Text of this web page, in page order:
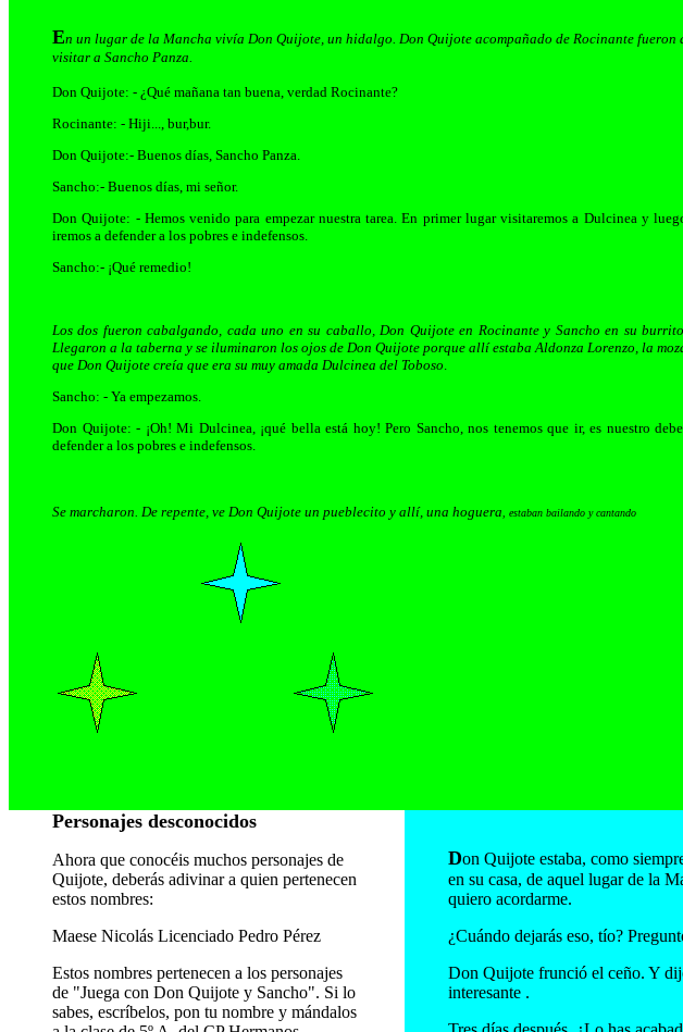
En un lugar de la Mancha vivía Don Quijote, un hidalgo. Don Quijote acompañado de Rocinante fueron
visitar a Sancho Panza.
Don Quijote: - ¿Qué mañana tan buena, verdad Rocinante?
Rocinante: - Hiji..., bur,bur.
Don Quijote:- Buenos días, Sancho Panza.
Sancho:- Buenos días, mi señor.
Don Quijote: - Hemos venido para empezar nuestra tarea. En primer lugar visitaremos a Dulcinea y
iremos a defender a los pobres e indefensos.
Sancho:- ¡Qué remedio!
Los dos fueron cabalgando, cada uno en su caballo, Don Quijote en Rocinante y Sancho en su burrito
Llegaron a la taberna y se iluminaron los ojos de Don Quijote porque allí estaba Aldonza Lorenzo, la
que Don Quijote creía que era su muy amada Dulcinea del Toboso.
Sancho: - Ya empezamos.
Don Quijote: - ¡Oh! Mi Dulcinea, ¡qué bella está hoy! Pero Sancho, nos tenemos que ir, es nuestro
defender a los pobres e indefensos.
Se marcharon. De repente, ve Don Quijote un pueblecito y allí, una hoguera , estaban bailando y cantando
Personajes desconocidos
Ahora que conocéis muchos personajes de
Quijote, deberás adivinar a quien pertenecen
estos nombres:
Maese Nicolás Licenciado Pedro Pérez
Estos nombres pertenecen a los personajes
de "Juega con Don Quijote y Sancho". Si lo
sabes, escríbelos, pon tu nombre y mándalos
Don Quijote estaba, como
en su casa, de aquel lugar de la
quiero acordarme.
¿Cuándo dejarás eso, tío?
Don Quijote frunció el ceño. Y
interesante .